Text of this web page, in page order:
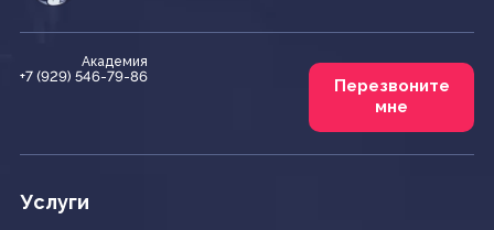
Академия
+7 (929) 546-79-86
Перезвоните
мне
Услуги